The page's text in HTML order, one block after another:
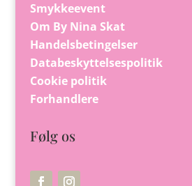
Smykkeevent
Om By Nina Skat
Handelsbetingelser
Databeskyttelsespolitik
Cookie politik
Forhandlere
Følg os